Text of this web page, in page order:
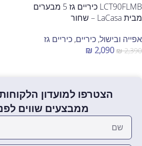
LCT90FLMB כיריים גז 5 מבערים
מבית LaCasa – שחור
אפייה ובישול, כיריים, כיריים גז
₪2,390
₪ 2,090
הצטרפו למועדון
ממבצעים שווים